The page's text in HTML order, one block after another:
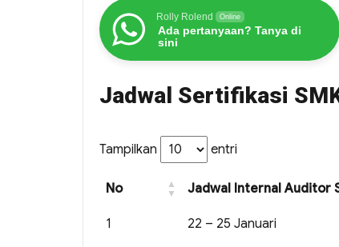
Rolly Rolend Online
Ada pertanyaan? Tanya di
sini
Jadwal Sertifikasi
Tampilkan entri
No Jadwal Internal Auditor
1 22 – 25 Januari